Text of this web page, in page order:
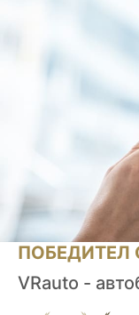
ПОБЕДИТЕЛ
VRauto -